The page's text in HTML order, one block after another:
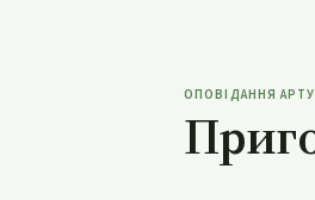
ОПОВІДАННЯ